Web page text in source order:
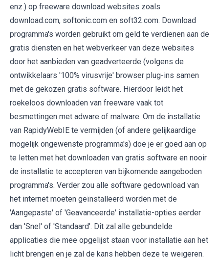
enz.) op freeware download websites zoals
download.com, softonic.com en soft32.com. Download
programma's worden gebruikt om geld te verdienen aan de
gratis diensten en het webverkeer van deze websites
door het aanbieden van geadverteerde (volgens de
ontwikkelaars '100% virusvrije' browser plug-ins samen
met de gekozen gratis software. Hierdoor leidt het
roekeloos downloaden van freeware vaak tot
besmettingen met adware of malware. Om de installatie
van RapidyWebIE te vermijden (of andere gelijkaardige
mogelijk ongewenste programma's) doe je er goed aan op
te letten met het downloaden van gratis software en nooir
de installatie te accepteren van bijkomende aangeboden
programma's. Verder zou alle software gedownload van
het internet moeten geïnstalleerd worden met de
'Aangepaste' of 'Geavanceerde' installatie-opties eerder
dan 'Snel' of 'Standaard'. Dit zal alle gebundelde
applicaties die mee opgelijst staan voor installatie aan het
licht brengen en je zal de kans hebben deze te weigeren.